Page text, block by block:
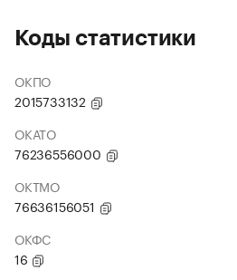
Коды статистики
ОКПО
2015733132
ОКАТО
76236556000
ОКТМО
76636156051
ОКФС
16